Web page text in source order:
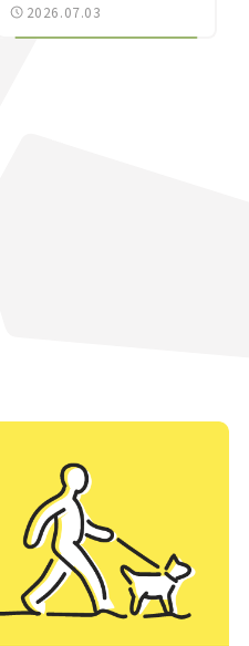
2026.07.03
登録